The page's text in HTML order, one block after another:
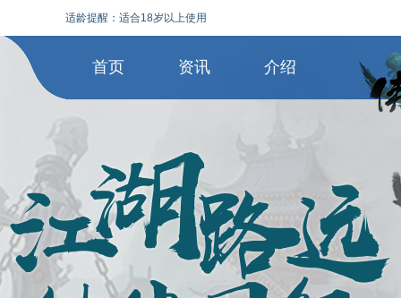
适龄提醒：适合18岁以上使用
首页 资讯 介绍